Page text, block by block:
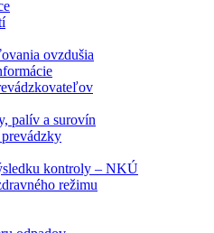
ovzdušia
palív a surovín
kontroly – NKÚ
režimu